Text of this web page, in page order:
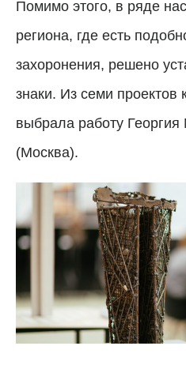
Помимо этого, в ряде
региона, где есть
захоронения, решено
знаки. Из семи проектов
выбрала работу Георгия
(Москва).